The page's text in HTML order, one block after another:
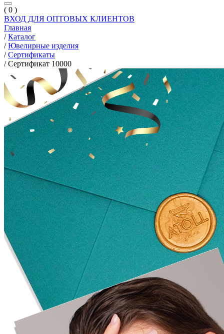
( 0 )
ВХОД ДЛЯ ОПТОВЫХ КЛИЕНТОВ
Главная
/ Каталог
/ Ювелирные изделия
/ Сертификаты
/ Сертификат 10000